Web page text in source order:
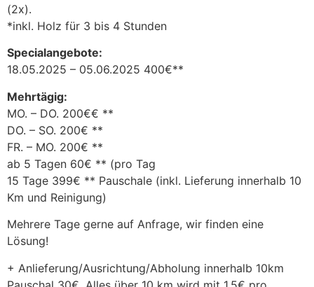
(2x).
*inkl. Holz für 3 bis 4 Stunden
Specialangebote:
18.05.2025 – 05.06.2025 400€**
Mehrtägig:
MO. – DO. 200€€ **
DO. – SO. 200€ **
FR. – MO. 200€ **
ab 5 Tagen 60€ ** (pro Tag
15 Tage 399€ ** Pauschale (inkl. Lieferung innerhalb 10
Km und Reinigung)
Mehrere Tage gerne auf Anfrage, wir finden eine
Lösung!
+ Anlieferung/Ausrichtung/Abholung innerhalb 10km